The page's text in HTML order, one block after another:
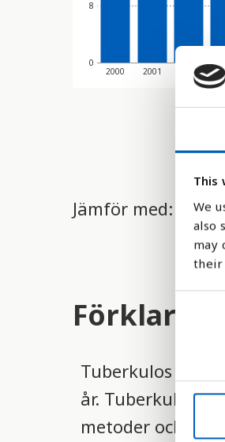
This
We
also
may
their
o
n
S
0
8
2000 2001 2002
Jämför med:
Förklaring
Tuberkulos är
år. Tuberkulos
metoder och